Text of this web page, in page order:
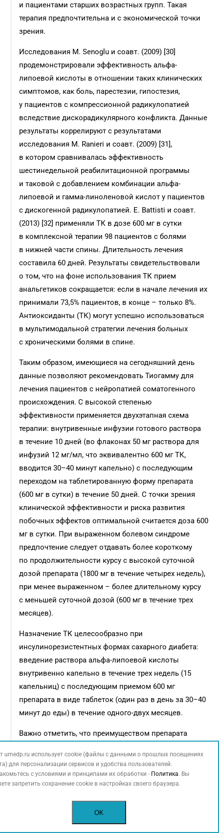
и пациентами старших возрастных групп. Такая
терапия предпочтительна и с экономической точки
зрения.
Исследования М. Senoglu и соавт. (2009) [30]
продемонстрировали эффективность альфа-
липоевой кислоты в отношении таких клинических
симптомов, как боль, парестезии, гипостезия,
у пациентов с компрессионной радикулопатией
вследствие дискорадикулярного конфликта. Данные
результаты коррелируют с результатами
исследования M. Ranieri и соавт. (2009) [31],
в котором сравнивалась эффективность
шестинедельной реабилитационной программы
и таковой с добавлением комбинации альфа-
липоевой и гамма-линоленовой кислот у пациентов
с дискогенной радикулопатией. E. Battisti и соавт.
(2013) [32] применяли ТК в дозе 600 мг в сутки
в комплексной терапии 98 пациентов с болями
в нижней части спины. Длительность лечения
составила 60 дней. Результаты свидетельствовали
о том, что на фоне использования ТК прием
анальгетиков сокращается: если в начале лечения их
принимали 73,5% пациентов, в конце – только 8%.
Антиоксиданты (ТК) могут успешно использоваться
в мультимодальной стратегии лечения больных
с хроническими болями в спине.
Таким образом, имеющиеся на сегодняшний день
данные позволяют рекомендовать Тиогамму для
лечения пациентов с нейропатией соматогенного
происхождения. С высокой степенью
эффективности применяется двухэтапная схема
терапии: внутривенные инфузии готового раствора
в течение 10 дней (во флаконах 50 мг раствора для
инфузий 12 мг/мл, что эквивалентно 600 мг ТК,
вводится 30–40 минут капельно) с последующим
переходом на таблетированную форму препарата
(600 мг в сутки) в течение 50 дней. С точки зрения
клинической эффективности и риска развития
побочных эффектов оптимальной считается доза 600
мг в сутки. При выраженном болевом синдроме
предпочтение следует отдавать более короткому
по продолжительности курсу с высокой суточной
дозой препарата (1800 мг в течение четырех недель),
при менее выраженном – более длительному курсу
с меньшей суточной дозой (600 мг в течение трех
месяцев).
Назначение ТК целесообразно при
инсулинорезистентных формах сахарного диабета:
введение раствора альфа-липоевой кислоты
внутривенно капельно в течение трех недель (15
капельниц) с последующим приемом 600 мг
препарата в виде таблеток (один раз в день за 30–40
минут до еды) в течение одного-двух месяцев.
Важно отметить, что преимуществом препарата
позволяет вводить препарат внутривенно капельно
и не требует предварительного разведения.
КЛЮЧЕВЫЕ СЛОВА: антиоксидант, диабетическая полинейропатия, диабет,
umedp.ru использует cookie (файлы с данными о прошлых посещениях
для персонализации сервисов и удобства пользователей.
с условиями и принципами их обработки - Политика. Вы
запретить сохранение cookie в настройках своего браузера.
OK